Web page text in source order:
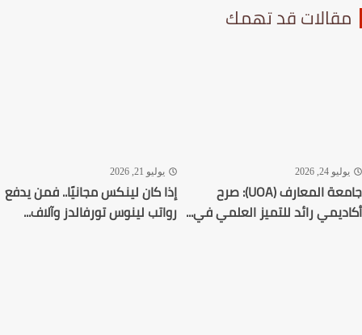
قد تهمك
24, 2026
جامعة المعارف (UOA): صرح
رائد للتميز العلمي في...
يوليو 21, 2026
إذا كان لينكس مجانيًا.. فمن يدفع
رواتب لينوس تورفالدز وآلاف...